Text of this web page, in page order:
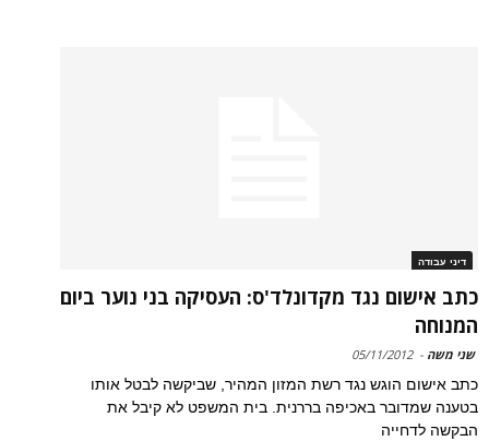
דיני עבודה
כתב אישום נגד מקדונלד'ס: העסיקה בני נוער ביום
המנוחה
שני משה -
05/11/2012
כתב אישום הוגש נגד רשת המזון המהיר, שביקשה לבטל אותו
בטענה שמדובר באכיפה בררנית. בית המשפט לא קיבל את
הבקשה לדחייה